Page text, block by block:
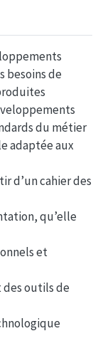
besoins de
du métier
adaptée aux
d’un cahier des
qu’elle
et
outils de